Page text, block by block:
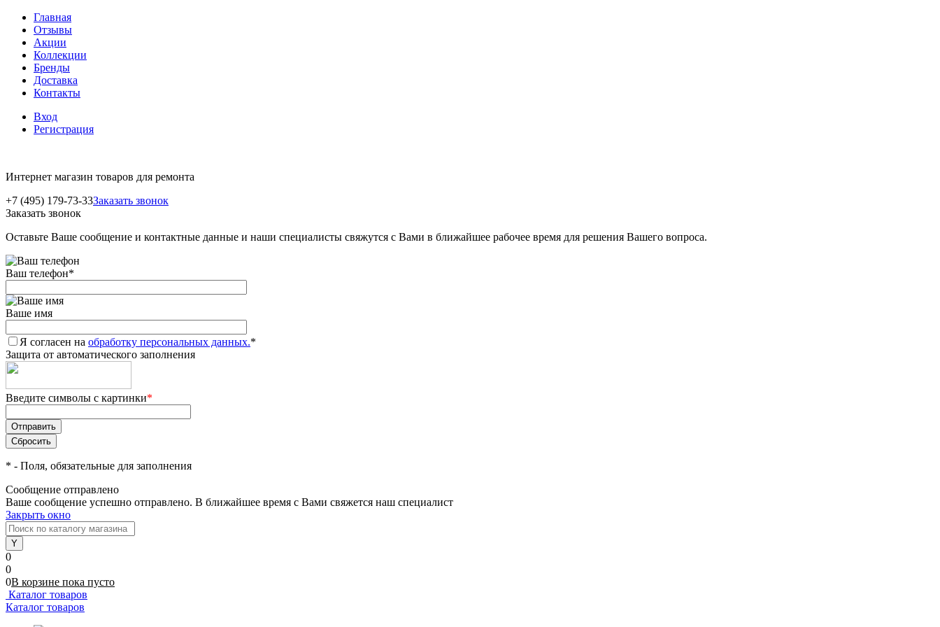
Главная
Отзывы
Акции
Коллекции
Бренды
Доставка
Контакты
Вход
Регистрация
Интернет магазин товаров для ремонта
+7 (495) 179-73-33Заказать звонок
Заказать звонок
Оставьте Ваше сообщение и контактные данные и наши специалисты свяжутся с Вами в ближайшее рабочее время для решения Вашего вопроса.
Ваш телефон*
Ваше имя
Я согласен на обработку персональных данных.*
Защита от автоматического заполнения
Введите символы с картинки*
* - Поля, обязательные для заполнения
Сообщение отправлено
Ваше сообщение успешно отправлено. В ближайшее время с Вами свяжется наш специалист
Закрыть окно
0
0
0В корзине пока пусто
Каталог товаров
Каталог товаров